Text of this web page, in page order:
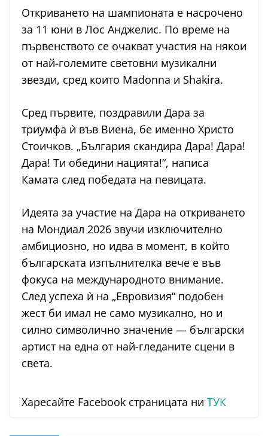
Откриването на шампионата е насрочено
за 11 юни в Лос Анджелис. По време на
първенството се очакват участия на някои
от най-големите световни музикални
звезди, сред които Madonna и Shakira.
Сред първите, поздравили Дара за
триумфа ѝ във Виена, бе именно Христо
Стоичков. „България скандира Дара! Дара!
Дара! Ти обедини нацията!“, написа
Камата след победата на певицата.
Идеята за участие на Дара на откриването
на Мондиал 2026 звучи изключително
амбициозно, но идва в момент, в който
българската изпълнителка вече е във
фокуса на международното внимание.
След успеха ѝ на „Евровизия“ подобен
жест би имал не само музикално, но и
силно символично значение — български
артист на една от най-гледаните сцени в
света.
Харесайте Facebook страницата ни ТУК